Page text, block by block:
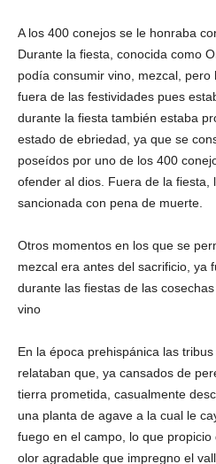
A los 400 conejos se le honraba
Durante la fiesta, conocida como
podía consumir vino, mezcal,
fuera de las festividades pues
durante la fiesta también estaba
estado de ebriedad, ya que se
poseídos por uno de los 400
ofender al dios. Fuera de la fiesta,
sancionada con pena de muerte.
Otros momentos en los que se
mezcal era antes del sacrificio, ya
durante las fiestas de las
vino
En la época prehispánica las
relataban que, ya cansados de
tierra prometida, casualmente
una planta de agave a la cual le
fuego en el campo, lo que
olor agradable que impregno el